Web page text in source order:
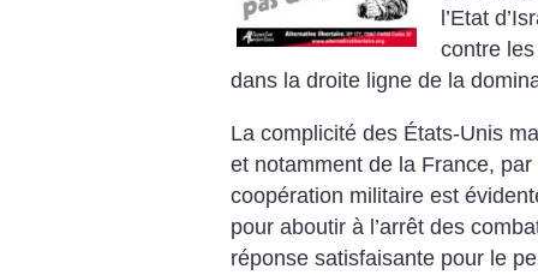
l’Etat
contre
dans la droite ligne de la
La complicité des États-Unis
et notamment de la France,
coopération militaire est
pour aboutir à l’arrêt des
réponse satisfaisante pour le